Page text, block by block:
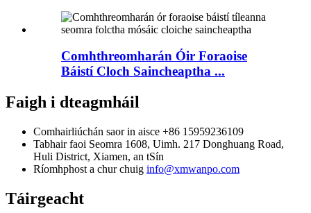
Comhthreomharán Óir Foraoise
Báistí Cloch Saincheaptha ...
Faigh i dteagmháil
Comhairliúchán saor in aisce +86 15959236109
Tabhair faoi Seomra 1608, Uimh. 217 Donghuang Road,
Huli District, Xiamen, an tSín
Ríomhphost a chur chuig info@xmwanpo.com
Táirgeacht